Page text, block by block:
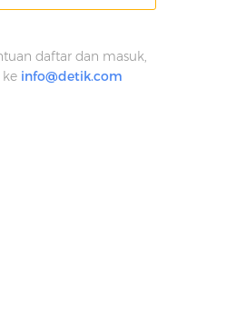
daftar dan masuk,
info@detik.com